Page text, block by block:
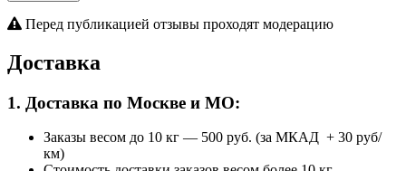
Перед публикацией отзывы проходят модерацию
Доставка
1. Доставка по Москве и МО:
Заказы весом до 10 кг — 500 руб. (за МКАД + 30 руб/
км)